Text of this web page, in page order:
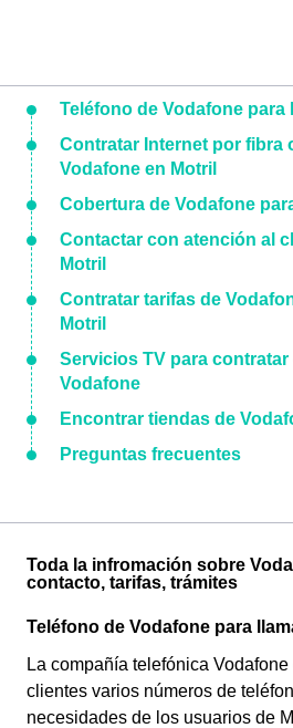
Teléfono de Vodafone para
Contratar Internet por fibra
Vodafone en Motril
Cobertura de Vodafone
Contactar con atención al
Motril
Contratar tarifas de
Motril
Servicios TV para contratar
Vodafone
Encontrar tiendas de
Preguntas frecuentes
Toda la infromación sobre
contacto, tarifas, trámites
Teléfono de Vodafone para
La compañía telefónica
clientes varios números de
necesidades de los usuarios de